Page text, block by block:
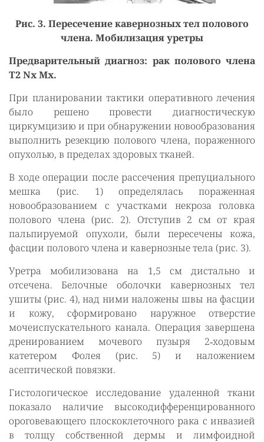
Рис. 3. Пересечение кавернозных тел полового
члена. Мобилизация уретры
Предварительный диагноз: рак полового члена
Т2 Nх Mх.
При планировании тактики оперативного лечения
было решено провести диагностическую
циркумцизию и при обнаружении новообразования
выполнить резекцию полового члена, пораженного
опухолью, в пределах здоровых тканей.
В ходе операции после рассечения препуциального
мешка (рис. 1) определялась пораженная
новообразованием с участками некроза головка
полового члена (рис. 2). Отступив 2 см от края
пальпируемой опухоли, были пересечены кожа,
фасции полового члена и кавернозные тела (рис. 3).
Уретра мобилизована на 1,5 см дистально и
отсечена. Белочные оболочки кавернозных тел
ушиты (рис. 4), над ними наложены швы на фасции
и кожу, сформировано наружное отверстие
мочеиспускательного канала. Операция завершена
дренированием мочевого пузыря 2‑ходовым
катетером Фолея (рис. 5) и наложением
асептической повязки.
Гистологическое исследование удаленной ткани
показало наличие высокодифференцированного
ороговевающего плоскоклеточного рака с инвазией
в толщу собственной дермы и лимфоидной